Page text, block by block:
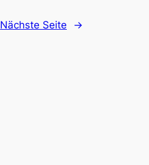
Nächste Seite →